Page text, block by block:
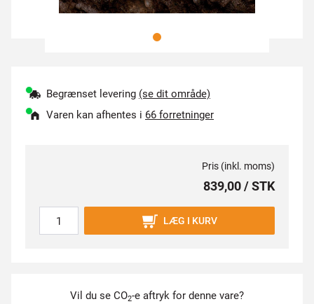
Begrænset levering (se dit område)
Varen kan afhentes i 66 forretninger
Pris (inkl. moms)
839,00 / STK
LÆG I KURV
Vil du se CO2-e aftryk for denne vare?